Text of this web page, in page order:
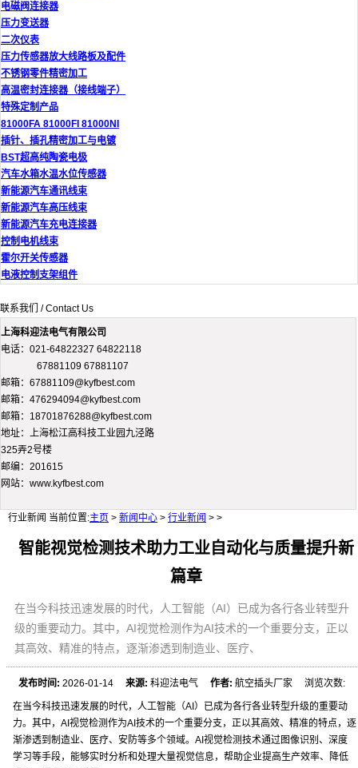
电磁阀连接器
压力变送器
二次仪表
压力传感器放大线路板及配件
不锈钢零件精密加工
高温密封连接器（接线端子）
特殊定制产品
81000FA 81000FI 81000NI
插针、插孔精密加工与电镀
BST超高纯陶瓷电极
汽车水箱水温水位传感器
新能源汽车通讯线束
新能源汽车高压线束
新能源汽车充电连接器
控制电机线束
霍尔开关传感器
电液控制支架组件
联系我们 / Contact Us
上海科迎法电气有限公司
电话：021-64822327 64822118
67881109 67881107
邮箱：67881109@kyfbest.com
邮箱：476294094@kyfbest.com
邮箱：18701876288@kyfbest.com
地址：上海松江高科技工业园九泾路
325弄2号楼
邮编：201615
网站：www.kyfbest.com
行业新闻 当前位置:主页 > 新闻中心 > 行业新闻 > >
智能视觉检测技术助力工业自动化与质量提升新
篇章
在当今科技迅速发展的时代，人工智能（AI）已成为各行各业转型升
级的重要动力。其中，AI视觉检测作为AI技术的一个重要分支，正以
其高效、精准的特点，逐渐渗透到制造业、医疗、
发布时间: 2026-01-14来源: 科迎法电气作者: 航空插头厂家 浏览次数:
在当今科技迅速发展的时代，人工智能（AI）已成为各行各业转型升级的重要动
力。其中，AI视觉检测作为AI技术的一个重要分支，正以其高效、精准的特点，逐
渐渗透到制造业、医疗、安防等多个领域。AI视觉检测技术通过图像识别、深度
学习等手段，能够实时分析和处理大量视觉信息，帮助企业提高生产效率、降低